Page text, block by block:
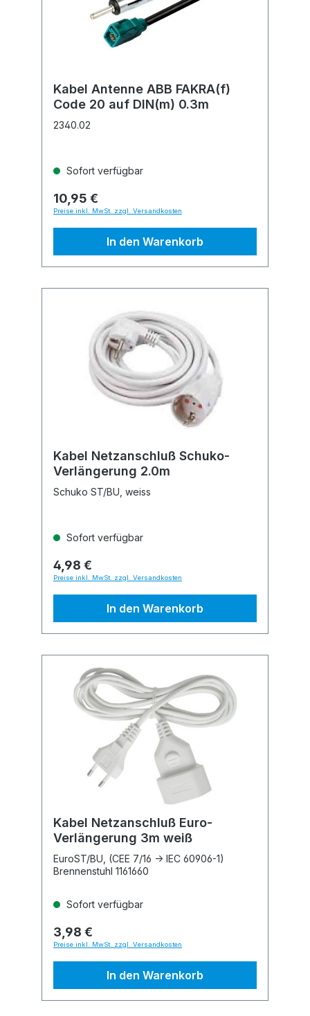
Kabel Antenne ABB FAKRA(f)
Code 20 auf DIN(m) 0.3m
2340.02
Sofort verfügbar
10,95 €
Preise inkl. MwSt. zzgl. Versandkosten
In den Warenkorb
Kabel Netzanschluß Schuko-
Verlängerung 2.0m
Schuko ST/BU, weiss
Sofort verfügbar
4,98 €
Preise inkl. MwSt. zzgl. Versandkosten
In den Warenkorb
Kabel Netzanschluß Euro-
Verlängerung 3m weiß
EuroST/BU, (CEE 7/16 -> IEC 60906-1)
Brennenstuhl 1161660
Sofort verfügbar
3,98 €
Preise inkl. MwSt. zzgl. Versandkosten
In den Warenkorb